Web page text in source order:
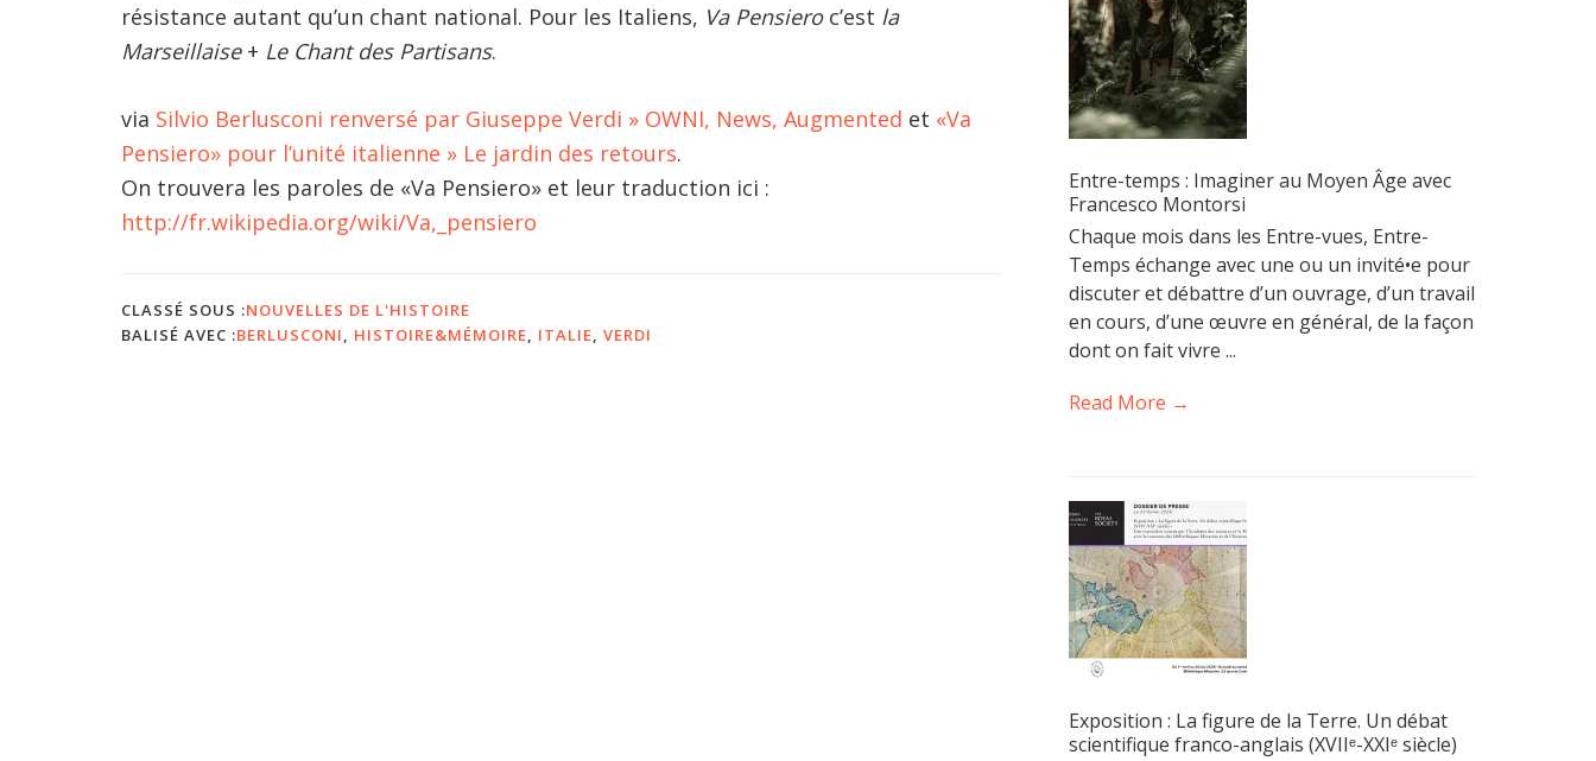
résistance autant qu’un chant national. Pour les Italiens, Va Pensiero c’est la
Marseillaise+ Le Chant des Partisans.
via Silvio Berlusconi renversé par Giuseppe Verdi » OWNI, News, Augmented et «Va
Pensiero» pour l’unité italienne » Le jardin des retours.
On trouvera les paroles de «Va Pensiero» et leur traduction ici :
http://fr.wikipedia.org/wiki/Va,_pensiero
CLASSÉ SOUS :NOUVELLES DE L'HISTOIRE
BALISÉ AVEC :BERLUSCONI HISTOIRE&MÉMOIRE ITALIE VERDI
Entre-temps : Imaginer au Moyen Âge avec
Francesco Montorsi
Chaque mois dans les Entre-vues, Entre-
Temps échange avec une ou un invité•e pour
discuter et débattre d’un ouvrage, d’un travail
en cours, d’une œuvre en général, de la façon
dont on fait vivre ...
Read More →
Exposition : La figure de la Terre. Un débat
scientifique franco-anglais (XVIIᵉ-XXIᵉ siècle)